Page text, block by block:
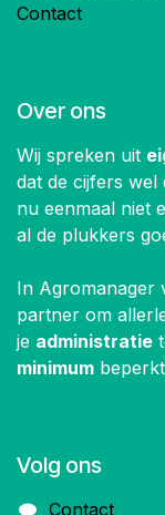
Contact
Over ons
Wij spreken uit
dat de cijfers wel
nu eenmaal niet
al de plukkers
In Agromanager
partner om
je administratie
minimum
Volg ons
Contact